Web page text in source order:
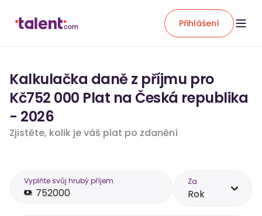
Přihlášení
Kalkulačka daně z příjmu pro
Kč752 000 Plat na Česká republika
- 2026
Zjistěte, kolik je váš plat po zdanění
Vyplňte svůj hrubý příjem Za
Rok